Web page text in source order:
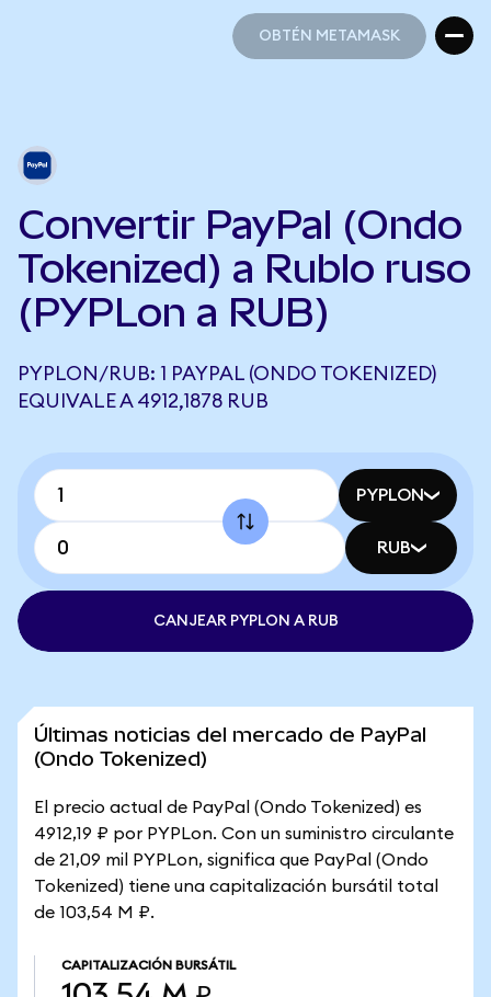
OBTÉN METAMASK
Convertir PayPal (Ondo
Tokenized) a Rublo ruso
(PYPLon a RUB)
PYPLON/RUB: 1 PAYPAL (ONDO TOKENIZED)
EQUIVALE A 4912,1878 RUB
PYPLON
RUB
CANJEAR PYPLON A RUB
Últimas noticias del mercado de PayPal
(Ondo Tokenized)
El precio actual de PayPal (Ondo Tokenized) es
4912,19 ₽ por PYPLon. Con un suministro circulante
de 21,09 mil PYPLon, significa que PayPal (Ondo
Tokenized) tiene una capitalización bursátil total
de 103,54 M ₽.
CAPITALIZACIÓN BURSÁTIL